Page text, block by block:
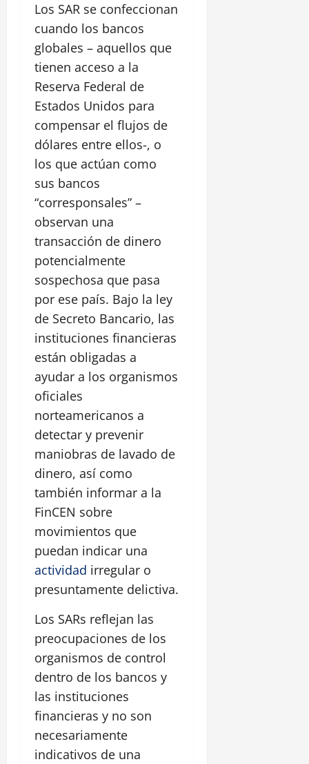
Los SAR se confeccionan
cuando los bancos
globales – aquellos que
tienen acceso a la
Reserva Federal de
Estados Unidos para
compensar el flujos de
dólares entre ellos-, o
los que actúan como
sus bancos
“corresponsales” –
observan una
transacción de dinero
potencialmente
sospechosa que pasa
por ese país. Bajo la ley
de Secreto Bancario, las
instituciones financieras
están obligadas a
ayudar a los organismos
oficiales
norteamericanos a
detectar y prevenir
maniobras de lavado de
dinero, así como
también informar a la
FinCEN sobre
movimientos que
puedan indicar una
actividad irregular o
presuntamente delictiva.
Los SARs reflejan las
preocupaciones de los
organismos de control
dentro de los bancos y
las instituciones
financieras y no son
necesariamente
indicativos de una